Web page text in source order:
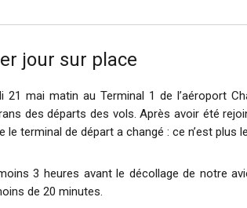
jour sur place
mai matin au Terminal 1 de l’aéroport
des départs des vols. Après avoir été
terminal de départ a changé : ce n’est plus
3 heures avant le décollage de notre
de 20 minutes.